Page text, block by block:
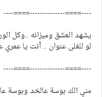
----====--------------====----
يشهد العشق وميزانه ..وكل
لو للغلى عنوان .. أنت يا عمري
----====--------------====----
مني الك بوسة عالخد وبوسة